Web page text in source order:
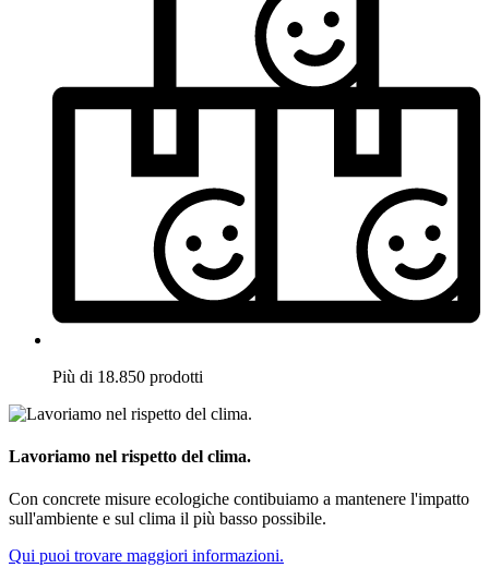
Più di 18.850 prodotti
Lavoriamo nel rispetto del clima.
Con concrete misure ecologiche contibuiamo a mantenere l'impatto
sull'ambiente e sul clima il più basso possibile.
Qui puoi trovare maggiori informazioni.